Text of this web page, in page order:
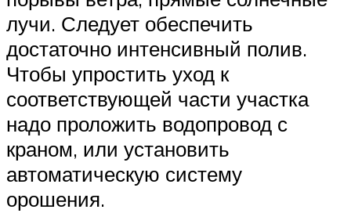
лучи. Следует обеспечить
достаточно интенсивный полив.
Чтобы упростить уход к
соответствующей части участка
надо проложить водопровод с
краном, или установить
автоматическую систему
орошения.